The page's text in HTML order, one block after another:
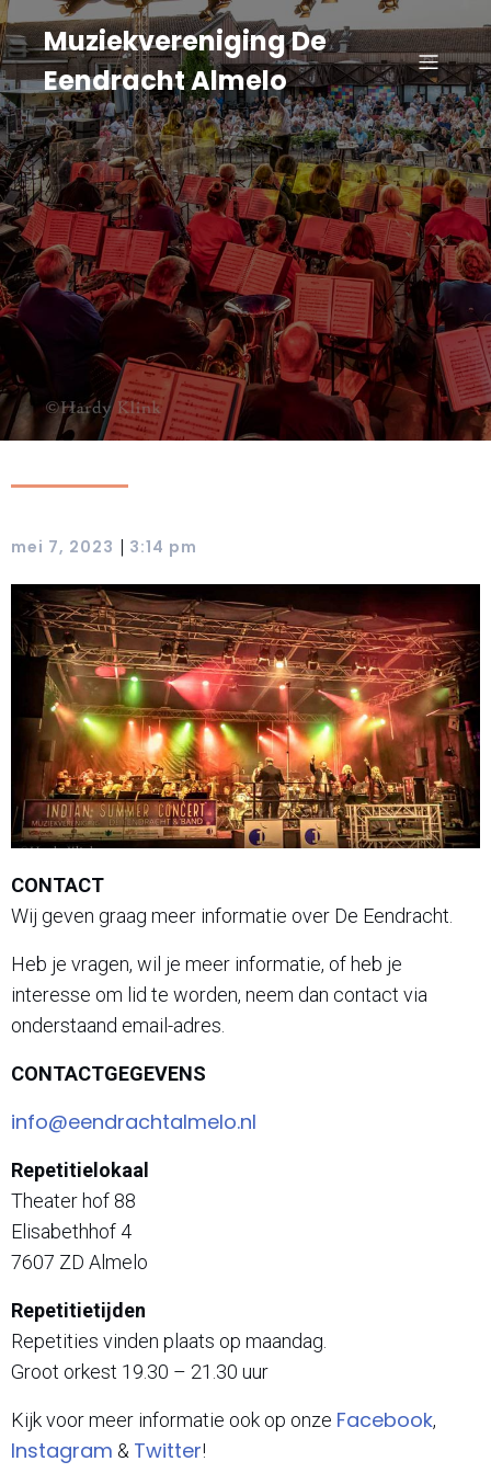
Muziekvereniging De
Eendracht Almelo
mei 7, 2023 | 3:14 pm
CONTACT
Wij geven graag meer informatie over De Eendracht.
Heb je vragen, wil je meer informatie, of heb je
interesse om lid te worden, neem dan contact via
onderstaand email-adres.
CONTACTGEGEVENS
info@eendrachtalmelo.nl
Repetitielokaal
Theater hof 88
Elisabethhof 4
7607 ZD Almelo
Repetitietijden
Repetities vinden plaats op maandag.
Groot orkest 19.30 – 21.30 uur
Kijk voor meer informatie ook op onze Facebook,
Instagram & Twitter!